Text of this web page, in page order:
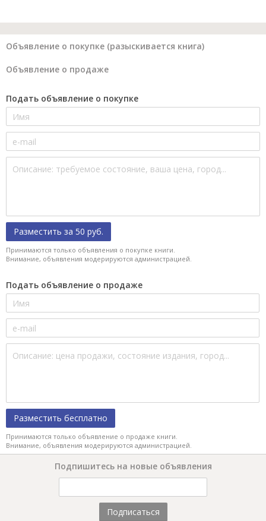
Объявление о покупке (разыскивается книга)
Объявление о продаже
Подать объявление о покупке
Разместить за 50 руб.
Принимаются только объявления о покупке книги.
Внимание, объявления модерируются администрацией.
Подать объявление о продаже
Разместить бесплатно
Принимаются только объявление о продаже книги.
Внимание, объявления модерируются администрацией.
Подпишитесь на новые объявления
Подписаться